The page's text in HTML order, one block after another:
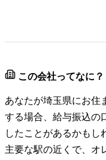
この会社ってなに？
あなたが埼玉県にお住
する場合、給与振込の
したことがあるかもし
主要な駅の近くで、オ